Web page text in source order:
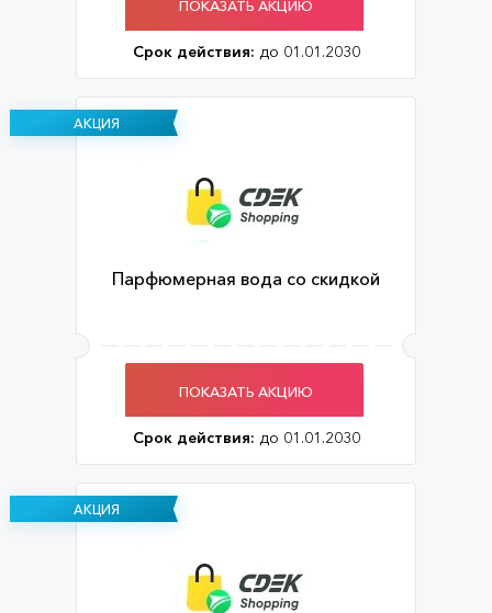
ПОКАЗАТЬ АКЦИЮ
Срок действия: до 01.01.2030
АКЦИЯ
Парфюмерная вода со скидкой
ПОКАЗАТЬ АКЦИЮ
Срок действия: до 01.01.2030
АКЦИЯ